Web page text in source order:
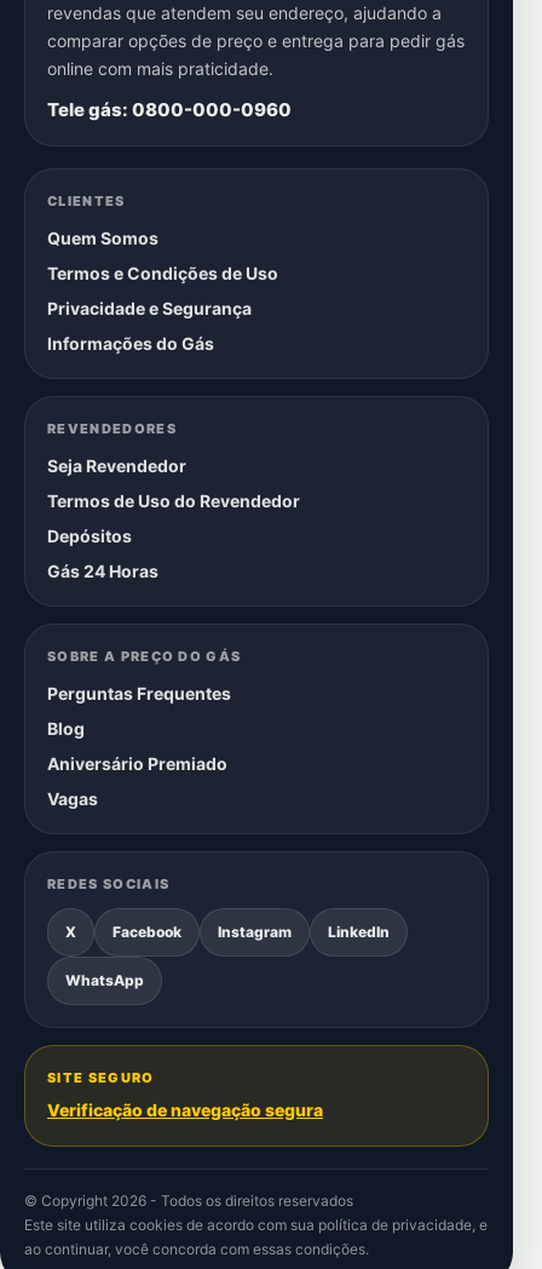
revendas que atendem seu endereço, ajudando a
comparar opções de preço e entrega para pedir gás
online com mais praticidade.
Tele gás: 0800-000-0960
CLIENTES
Quem Somos
Termos e Condições de Uso
Privacidade e Segurança
Informações do Gás
REVENDEDORES
Seja Revendedor
Termos de Uso do Revendedor
Depósitos
Gás 24 Horas
SOBRE A PREÇO DO GÁS
Perguntas Frequentes
Blog
Aniversário Premiado
Vagas
REDES SOCIAIS
X Facebook Instagram LinkedIn
WhatsApp
SITE SEGURO
Verificação de navegação segura
© Copyright 2026 - Todos os direitos reservados
Este site utiliza cookies de acordo com sua política de privacidade, e
ao continuar, você concorda com essas condições.